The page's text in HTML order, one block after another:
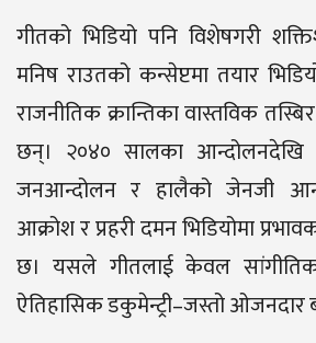
गीतको भिडियो पनि विशेषगरी
मनिष राउतको कन्सेप्टमा तयार
राजनीतिक क्रान्तिका वास्तविक
छन्। २०४० सालका आन्दोलनदेखि
जनआन्दोलन र हालैको जेनजी
आक्रोश र प्रहरी दमन भिडियोमा
छ। यसले गीतलाई केवल सांगीतिक
ऐतिहासिक डकुमेन्ट्री–जस्तो ओजनदार